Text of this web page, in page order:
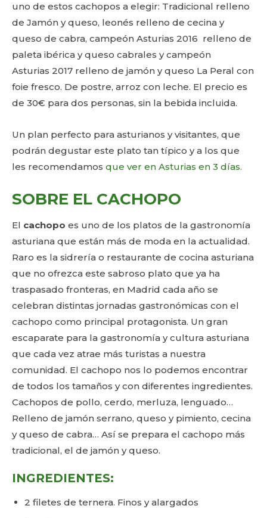
uno de estos cachopos a elegir: Tradicional relleno
de Jamón y queso, leonés relleno de cecina y
queso de cabra, campeón Asturias 2016 relleno de
paleta ibérica y queso cabrales y campeón
Asturias 2017 relleno de jamón y queso La Peral con
foie fresco. De postre, arroz con leche. El precio es
de 30€ para dos personas, sin la bebida incluida.
Un plan perfecto para asturianos y visitantes, que
podrán degustar este plato tan típico y a los que
les recomendamos que ver en Asturias en 3 días.
SOBRE EL CACHOPO
El cachopo es uno de los platos de la gastronomía
asturiana que están más de moda en la actualidad.
Raro es la sidrería o restaurante de cocina asturiana
que no ofrezca este sabroso plato que ya ha
traspasado fronteras, en Madrid cada año se
celebran distintas jornadas gastronómicas con el
cachopo como principal protagonista. Un gran
escaparate para la gastronomía y cultura asturiana
que cada vez atrae más turistas a nuestra
comunidad. El cachopo nos lo podemos encontrar
de todos los tamaños y con diferentes ingredientes.
Cachopos de pollo, cerdo, merluza, lenguado…
Relleno de jamón serrano, queso y pimiento, cecina
y queso de cabra… Así se prepara el cachopo más
tradicional, el de jamón y queso.
INGREDIENTES:
2 filetes de ternera. Finos y alargados